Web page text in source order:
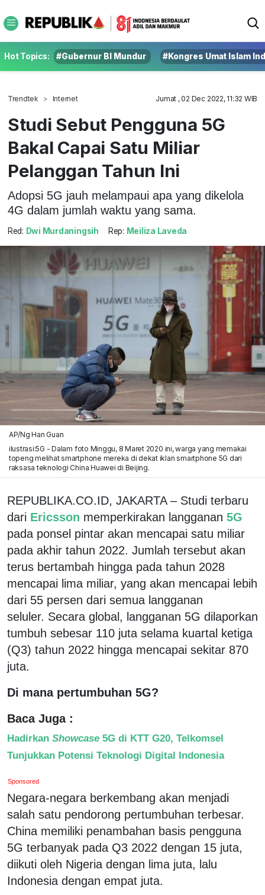
Hot Topics: #Gubernur BI Mundur #Kongres Umat Islam
Trendtek Internet Jumat , 02 Dec 2022, 11:32 WIB
Studi Sebut Pengguna 5G
Bakal Capai Satu Miliar
Pelanggan Tahun Ini
Adopsi 5G jauh melampaui apa yang dikelola
4G dalam jumlah waktu yang sama.
Red: Dwi Murdaningsih Rep: Meiliza Laveda
AP/Ng Han Guan
ilustrasi:5G - Dalam foto Minggu, 8 Maret 2020 ini, warga yang memakai
topeng melihat smartphone mereka di dekat iklan smartphone 5G dari
raksasa teknologi China Huawei di Beijing.
REPUBLIKA.CO.ID, JAKARTA – Studi terbaru
dari Ericsson memperkirakan langganan 5G
pada ponsel pintar akan mencapai satu miliar
pada akhir tahun 2022. Jumlah tersebut akan
terus bertambah hingga pada tahun 2028
mencapai lima miliar, yang akan mencapai lebih
dari 55 persen dari semua langganan
seluler. Secara global, langganan 5G dilaporkan
tumbuh sebesar 110 juta selama kuartal ketiga
(Q3) tahun 2022 hingga mencapai sekitar 870
juta.
Di mana pertumbuhan 5G?
Baca Juga :
Hadirkan Showcase 5G di KTT G20, Telkomsel
Tunjukkan Potensi Teknologi Digital Indonesia
Sponsored
Negara-negara berkembang akan menjadi
salah satu pendorong pertumbuhan terbesar.
China memiliki penambahan basis pengguna
5G terbanyak pada Q3 2022 dengan 15 juta,
diikuti oleh Nigeria dengan lima juta, lalu
Indonesia dengan empat juta.